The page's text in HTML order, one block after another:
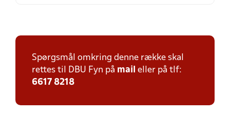
Spørgsmål omkring denne række skal
rettes til DBU Fyn på mail eller på tlf:
6617 8218